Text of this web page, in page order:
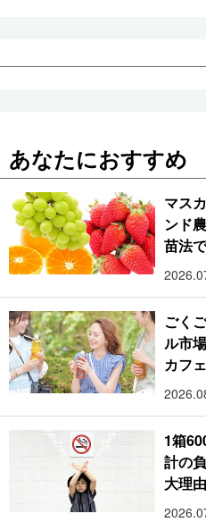
あなたにおすすめ
マス
ンド
苗法
ごく
ル市
カフ
1箱
計の
大理由